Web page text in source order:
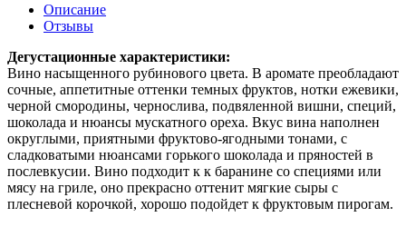
Описание
Отзывы
Дегустационные характеристики:
Вино насыщенного рубинового цвета. В аромате преобладают
сочные, аппетитные оттенки темных фруктов, нотки ежевики,
черной смородины, чернослива, подвяленной вишни, специй,
шоколада и нюансы мускатного ореха. Вкус вина наполнен
округлыми, приятными фруктово-ягодными тонами, с
сладковатыми нюансами горького шоколада и пряностей в
послевкусии. Вино подходит к к баранине со специями или
мясу на гриле, оно прекрасно оттенит мягкие сыры с
плесневой корочкой, хорошо подойдет к фруктовым пирогам.